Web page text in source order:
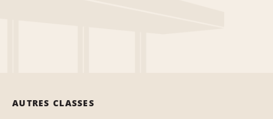
AUTRES CLASSES